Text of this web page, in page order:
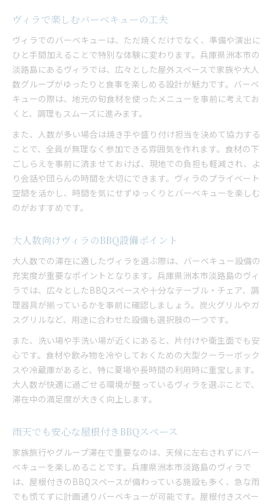
ヴィラで楽しむバーベキューの工夫
ヴィラでのバーベキューは、ただ焼くだけでなく、準備や演出に
ひと手間加えることで特別な体験に変わります。兵庫県洲本市の
淡路島にあるヴィラでは、広々とした屋外スペースで家族や大人
数グループがゆったりと食事を楽しめる設計が魅力です。バーベ
キューの際は、地元の旬食材を使ったメニューを事前に考えてお
くと、調理もスムーズに進みます。
また、人数が多い場合は焼き手や盛り付け担当を決めて協力する
ことで、全員が無理なく参加できる雰囲気を作れます。食材の下
ごしらえを事前に済ませておけば、現地での負担も軽減され、よ
り会話や団らんの時間を大切にできます。ヴィラのプライベート
空間を活かし、時間を気にせずゆっくりとバーベキューを楽しむ
のがおすすめです。
大人数向けヴィラのBBQ設備ポイント
大人数での滞在に適したヴィラを選ぶ際は、バーベキュー設備の
充実度が重要なポイントとなります。兵庫県洲本市淡路島のヴィ
ラでは、広々としたBBQスペースや十分なテーブル・チェア、調
理器具が揃っているかを事前に確認しましょう。炭火グリルやガ
スグリルなど、用途に合わせた設備も選択肢の一つです。
また、洗い場や手洗い場が近くにあると、片付けや衛生面でも安
心です。食材や飲み物を冷やしておくための大型クーラーボック
スや冷蔵庫があると、特に夏場や長時間の利用時に重宝します。
大人数が快適に過ごせる環境が整っているヴィラを選ぶことで、
滞在中の満足度が大きく向上します。
雨天でも安心な屋根付きBBQスペース
家族旅行やグループ滞在で重要なのは、天候に左右されずにバー
ベキューを楽しめることです。兵庫県洲本市淡路島のヴィラで
は、屋根付きのBBQスペースが備わっている施設も多く、急な雨
でも慌てずに計画通りバーベキューが可能です。屋根付きスペー